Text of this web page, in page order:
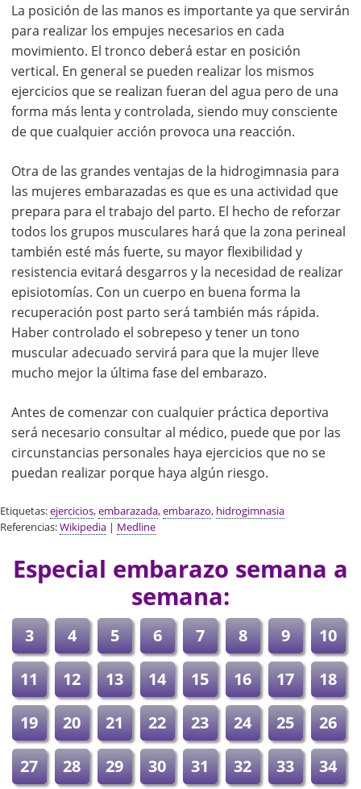
La posición de las manos es importante ya que servirán
para realizar los empujes necesarios en cada
movimiento. El tronco deberá estar en posición
vertical. En general se pueden realizar los mismos
ejercicios que se realizan fueran del agua pero de una
forma más lenta y controlada, siendo muy consciente
de que cualquier acción provoca una reacción.
Otra de las grandes ventajas de la hidrogimnasia para
las mujeres embarazadas es que es una actividad que
prepara para el trabajo del parto. El hecho de reforzar
todos los grupos musculares hará que la zona perineal
también esté más fuerte, su mayor flexibilidad y
resistencia evitará desgarros y la necesidad de realizar
episiotomías. Con un cuerpo en buena forma la
recuperación post parto será también más rápida.
Haber controlado el sobrepeso y tener un tono
muscular adecuado servirá para que la mujer lleve
mucho mejor la última fase del embarazo.
Antes de comenzar con cualquier práctica deportiva
será necesario consultar al médico, puede que por las
circunstancias personales haya ejercicios que no se
puedan realizar porque haya algún riesgo.
Etiquetas:ejercicios,embarazada,embarazo, hidrogimnasia
Referencias:Wikipedia | Medline
Especial embarazo semana a
semana:
3 4 5 6 7 8 9
10
11
12 13 14 15 16 17
18
19
20 21 22 23 24 25
26
27
28 29 30 31 32 33
34